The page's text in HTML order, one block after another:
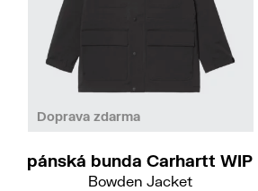
Doprava zdarma
ML
pánská bunda Carhartt WIP
Bowden Jacket